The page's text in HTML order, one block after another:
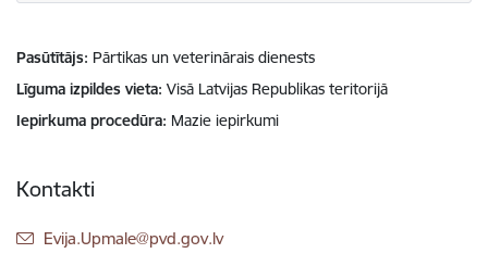
Pasūtītājs Pārtikas un veterinārais dienests
Līguma izpildes vieta Visā Latvijas Republikas teritorijā
Iepirkuma procedūra Mazie iepirkumi
Kontakti
E-pasts:
Evija.Upmale@pvd.gov.lv